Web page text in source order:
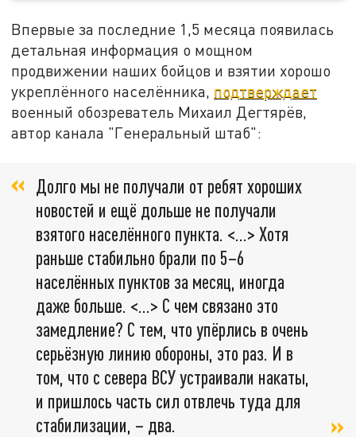
Впервые за последние 1,5 месяца появилась
детальная информация о мощном
продвижении наших бойцов и взятии хорошо
укреплённого населённика, подтверждает
военный обозреватель Михаил Дегтярёв,
автор канала "Генеральный штаб":
Долго мы не получали от ребят хороших
новостей и ещё дольше не получали
взятого населённого пункта. <…> Хотя
раньше стабильно брали по 5–6
населённых пунктов за месяц, иногда
даже больше. <…> С чем связано это
замедление? С тем, что упёрлись в очень
серьёзную линию обороны, это раз. И в
том, что с севера ВСУ устраивали накаты,
и пришлось часть сил отвлечь туда для
стабилизации, – два.